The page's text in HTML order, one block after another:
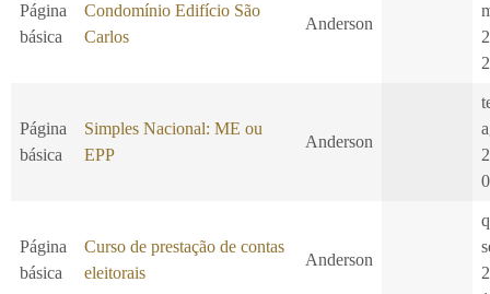
Página
básica
Condomínio Edifício São
Carlos
Anderson
Página
básica
Simples Nacional: ME ou
EPP
Anderson
Página
básica
Curso de prestação de contas
eleitorais
Anderson